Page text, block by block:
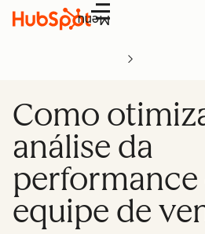
Menu
Como
análise da
performance
equipe de